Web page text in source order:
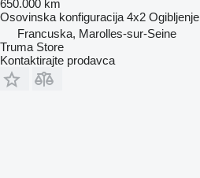
650.000 km
Osovinska konfiguracija 4x2 Ogibljenje
Francuska, Marolles-sur-Seine
Truma Store
Kontaktirajte prodavca